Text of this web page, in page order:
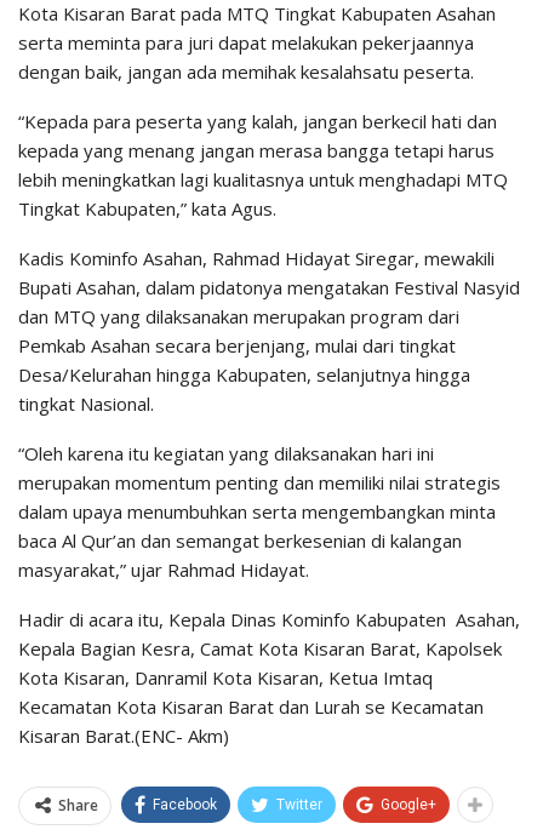
Kota Kisaran Barat pada MTQ Tingkat Kabupaten Asahan
serta meminta para juri dapat melakukan pekerjaannya
dengan baik, jangan ada memihak kesalahsatu peserta.
“Kepada para peserta yang kalah, jangan berkecil hati dan
kepada yang menang jangan merasa bangga tetapi harus
lebih meningkatkan lagi kualitasnya untuk menghadapi MTQ
Tingkat Kabupaten,” kata Agus.
Kadis Kominfo Asahan, Rahmad Hidayat Siregar, mewakili
Bupati Asahan, dalam pidatonya mengatakan Festival Nasyid
dan MTQ yang dilaksanakan merupakan program dari
Pemkab Asahan secara berjenjang, mulai dari tingkat
Desa/Kelurahan hingga Kabupaten, selanjutnya hingga
tingkat Nasional.
“Oleh karena itu kegiatan yang dilaksanakan hari ini
merupakan momentum penting dan memiliki nilai strategis
dalam upaya menumbuhkan serta mengembangkan minta
baca Al Qur’an dan semangat berkesenian di kalangan
masyarakat,” ujar Rahmad Hidayat.
Hadir di acara itu, Kepala Dinas Kominfo Kabupaten Asahan,
Kepala Bagian Kesra, Camat Kota Kisaran Barat, Kapolsek
Kota Kisaran, Danramil Kota Kisaran, Ketua Imtaq
Kecamatan Kota Kisaran Barat dan Lurah se Kecamatan
Kisaran Barat.(ENC- Akm)
Share Facebook Twitter Google+